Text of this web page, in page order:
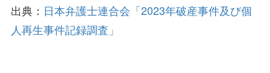
出典： 日本弁護士連合会「2023年破産事件及び個
人再生事件記録調査」